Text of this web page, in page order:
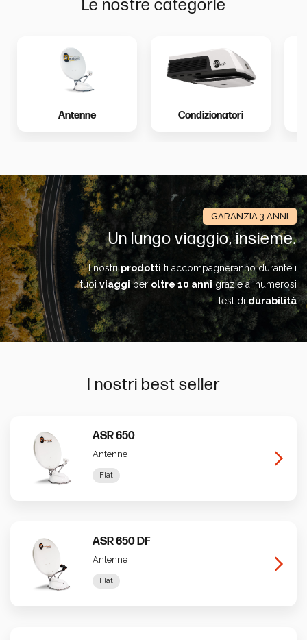
Le nostre categorie
Antenne Condizionatori
GARANZIA 3 ANNI
Un lungo viaggio, insieme.
I nostriprodotti ti accompagneranno durante i
tuoiviaggiper oltre 10 anni grazie ai numerosi
test di durabilità
I nostri best seller
ASR 650
Antenne
Flat
ASR 650 DF
Antenne
Flat